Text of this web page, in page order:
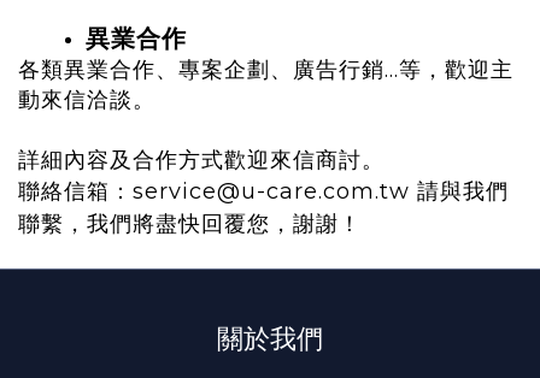
異業合作
各類異業合作、專案企劃、廣告行銷…等，歡迎主
動來信洽談。
詳細內容及合作方式歡迎來信商討。
聯絡信箱：service@u-care.com.tw 請與我們
聯繫，我們將盡快回覆您，謝謝！
關於我們